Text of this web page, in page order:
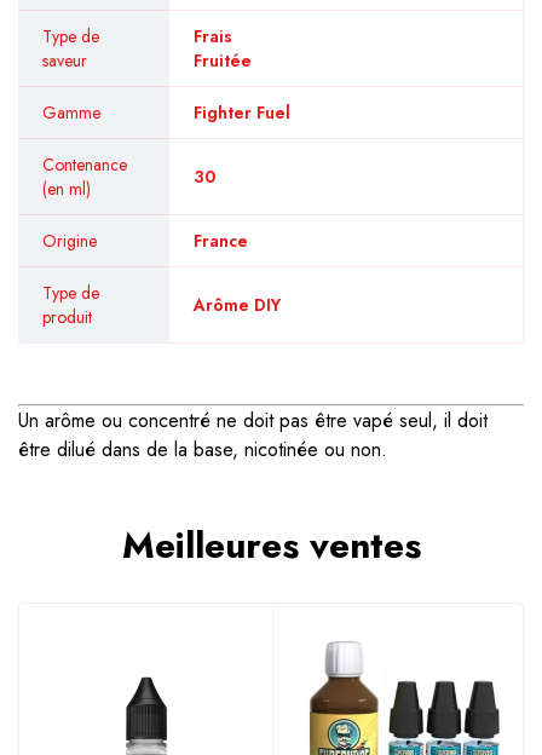
Type de
saveur
Frais
Fruitée
Gamme Fighter Fuel
Contenance
(en ml)
30
Origine France
Type de
produit
Arôme DIY
Un arôme ou concentré ne doit pas être vapé seul, il doit
être dilué dans de la base, nicotinée ou non.
Meilleures ventes